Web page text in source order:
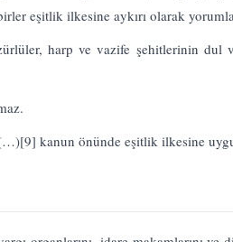
eşitlik ilkesine aykırı olarak
harp ve vazife şehitlerinin
(…)[9] kanun önünde eşitlik ilkesine